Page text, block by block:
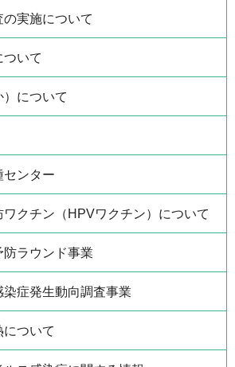
実施について
ついて
について
センター
クチン（HPVワクチン）について
ラウンド事業
症発生動向調査事業
ついて